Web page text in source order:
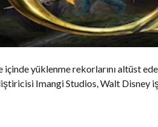
içinde yüklenme rekorlarını altüst
Imangi Studios, Walt Disney